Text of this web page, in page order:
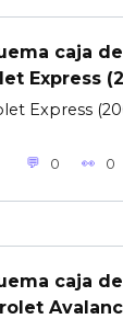
caja
Express
Express
0 0
caja